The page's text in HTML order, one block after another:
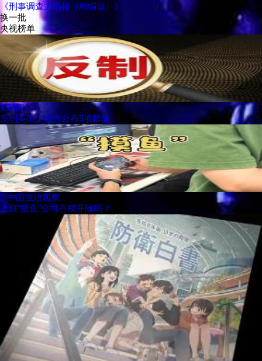
《刑事调查大揭秘（精编版）》
换一批
央视榜单
1 新闻1+1
反制美国！中方公布5项措施
2 中国法治观察
上班“摸鱼”公司有权开除吗？